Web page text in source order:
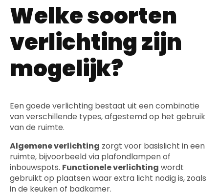
Welke soorten
verlichting zijn
mogelijk?
Een goede verlichting bestaat uit een combinatie
van verschillende types, afgestemd op het gebruik
van de ruimte.
Algemene verlichting zorgt voor basislicht in een
ruimte, bijvoorbeeld via plafondlampen of
inbouwspots. Functionele verlichting wordt
gebruikt op plaatsen waar extra licht nodig is, zoals
in de keuken of badkamer.